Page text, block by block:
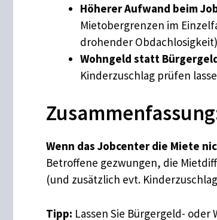
Höherer Aufwand beim
Mietobergrenzen im
drohender
Wohngeld statt
Kinderzuschlag prüfen
Wenn das Jobcenter die Miete
Betroffene gezwungen, die
(und zusätzlich evt.
Tipp: Lassen Sie Bürgergeld-